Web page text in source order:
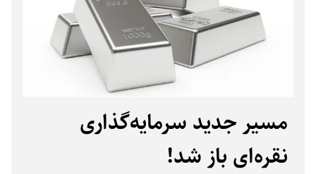
مسیر جدید سرمایه‌گذاری
نقره‌ای باز شد!